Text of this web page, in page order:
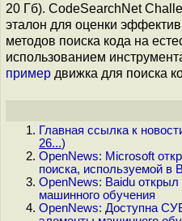
20 Гб). CodeSearchNet
эталон для оценки
методов поиска кода на
использованием
пример движка для поиска
Главная ссылка к
26...)
OpenNews: Microsoft
поиска, используемой в
OpenNews: Baidu открыл
машинного обучения
OpenNews: Доступна